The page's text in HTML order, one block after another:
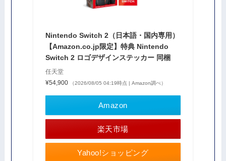
Nintendo Switch 2（日本語・国内専用）
【Amazon.co.jp限定】特典 Nintendo
Switch 2 ロゴデザインステッカー 同梱
任天堂
¥54,900
（2026/08/05 04:19時点 | Amazon調べ）
Amazon
楽天市場
Yahoo!ショッピング